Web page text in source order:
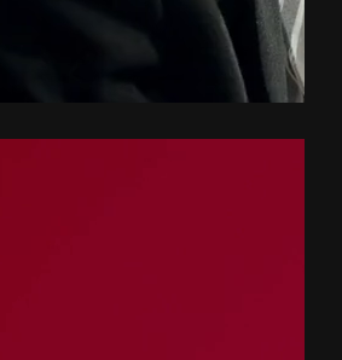
ALLIANCE